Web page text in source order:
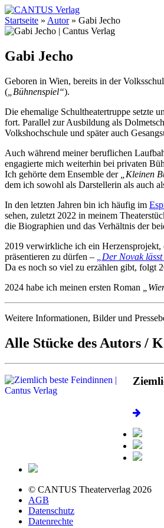
Startseite » Autor» Gabi Jecho
Gabi Jecho
Geboren in Wien, bereits in der
( „Bühnenspiel“).
Die ehemalige Schultheatertruppe setzte
fort. Parallel zur Ausbildung als
Volkshochschule und später auch
Auch während meiner beruflichen
engagierte mich weiterhin bei privaten
Ich gehörte dem Ensemble der
„Kleinen
dem ich sowohl als Darstellerin als auch
In den letzten Jahren bin ich häufig im
sehen, zuletzt 2022 in meinem
die Biographien und das Verhältnis der
2019 verwirkliche ich ein Herzensprojekt,
präsentieren zu dürfen –
„Der Novak
Da es noch so viel zu erzählen gibt, folgt
2024 habe ich meinen ersten Roman
Weitere Informationen, Bilder und
Alle Stücke des Autors /
© CANTUS Theaterverlag 2026
AGB
Datenschutz
Datenrechte